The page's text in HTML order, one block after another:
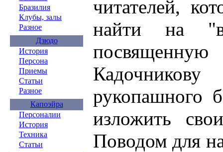
Бразилия
Клубы, залы
Разное
Дзюдо
История
Персона
Приемы
Статьи
Разное
Капоэйра
Персоналии
История
Техника
Статьи
читателей,
найти на
рукопашного
изложить
Поводом для